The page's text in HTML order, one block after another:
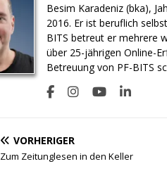
Besim Karadeniz (bka),
2016. Er ist beruflich
BITS betreut er mehrere
über 25-jährigen Online-
Betreuung von PF-BITS
VORHERIGER
Zum Zeitunglesen in den Keller